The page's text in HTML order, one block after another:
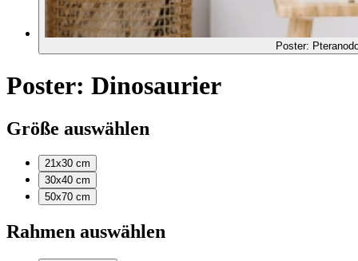
Poster:
Poster: Dinosaurier
Größe auswählen
21x30 cm
30x40 cm
50x70 cm
Rahmen auswählen